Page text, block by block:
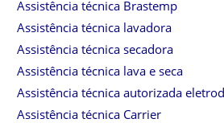
Assistência técnica Brastemp
Assistência técnica lavadora
Assistência técnica secadora
Assistência técnica lava e seca
Assistência técnica autorizada
Assistência técnica Carrier